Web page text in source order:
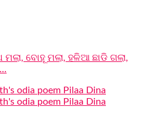
ବୋହୂ ମଲା, ହଳିଆ ଛାଡି ଗଲା,